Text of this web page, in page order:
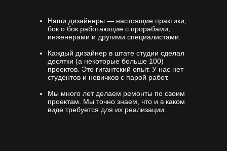
Наши дизайнеры — настоящие практики,
бок о бок работающие с прорабами,
инженерами и другими специалистами.
Каждый дизайнер в штате студии сделал
десятки (а некоторые больше 100)
проектов. Это гигантский опыт. У нас нет
студентов и новичков с парой работ.
Мы много лет делаем ремонты по своим
проектам. Мы точно знаем, что и в каком
виде требуется для их реализации.